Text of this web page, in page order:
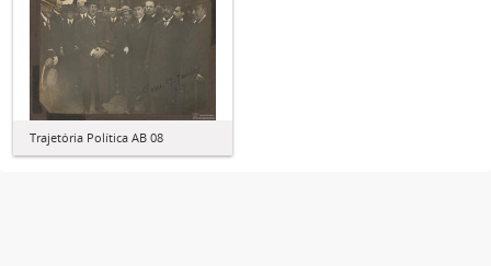
Trajetória Política AB 08